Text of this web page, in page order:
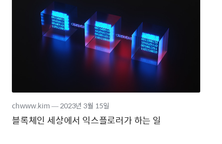
블록체인 세상에서 익스플로러가 하는 일
chwww.kim―2023년 3월 15일